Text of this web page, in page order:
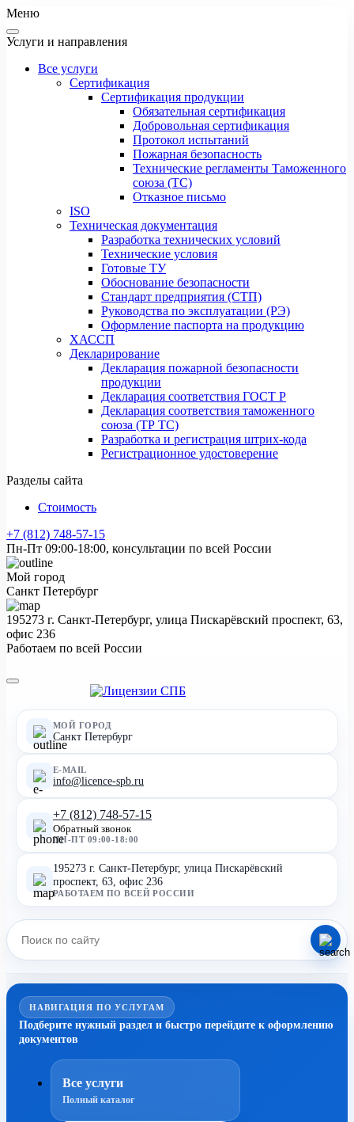
Меню
Услуги и направления
Все услуги
Сертификация
Сертификация продукции
Обязательная сертификация
Добровольная сертификация
Протокол испытаний
Пожарная безопасность
Технические регламенты Таможенного
союза (ТС)
Отказное письмо
ISO
Техническая документация
Разработка технических условий
Технические условия
Готовые ТУ
Обоснование безопасности
Стандарт предприятия (СТП)
Руководства по эксплуатации (РЭ)
Оформление паспорта на продукцию
ХАССП
Декларирование
Декларация пожарной безопасности
продукции
Декларация соответствия ГОСТ Р
Декларация соответствия таможенного
союза (ТР ТС)
Разработка и регистрация штрих-кода
Регистрационное удостоверение
Разделы сайта
Стоимость
+7 (812) 748-57-15
Пн-Пт 09:00-18:00, консультации по всей России
Мой город
Санкт Петербург
195273 г. Санкт-Петербург, улица Пискарёвский проспект, 63,
офис 236
Работаем по всей России
МОЙ ГОРОД
Санкт Петербург
E-MAIL
info@licence-spb.ru
+7 (812) 748-57-15
Обратный звонок
ПН-ПТ 09:00-18:00
195273 г. Санкт-Петербург, улица Пискарёвский
проспект, 63, офис 236
РАБОТАЕМ ПО ВСЕЙ РОССИИ
НАВИГАЦИЯ ПО УСЛУГАМ
Подберите нужный раздел и быстро перейдите к оформлению
документов
Все услуги
Полный каталог